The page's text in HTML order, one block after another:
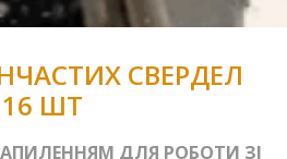
СВЕРДЕЛ
16 ШТ
ДЛЯ РОБОТИ ЗІ